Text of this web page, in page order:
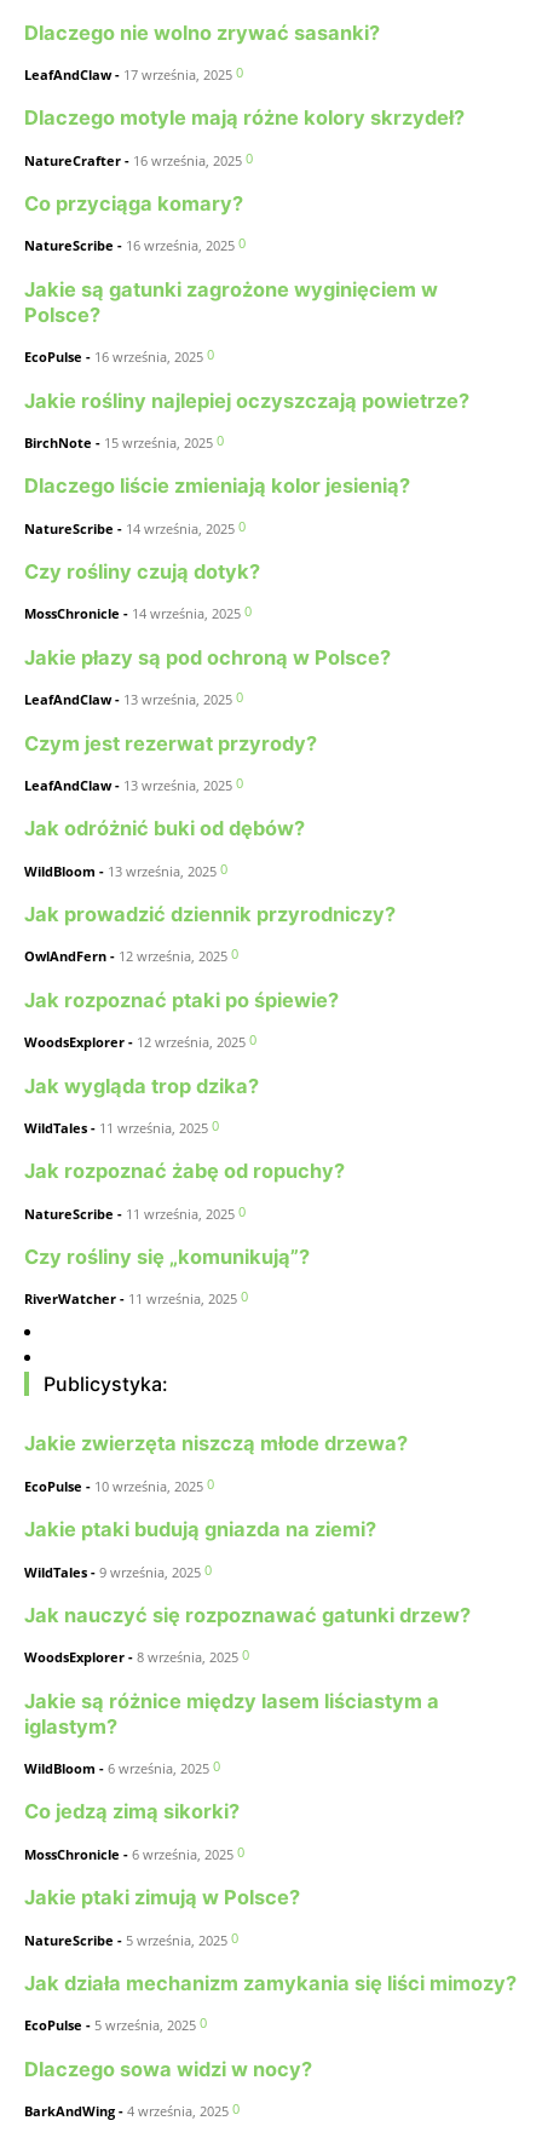
Dlaczego nie wolno zrywać sasanki?
LeafAndClaw - 17 września, 2025 0
Dlaczego motyle mają różne kolory skrzydeł?
NatureCrafter - 16 września, 2025 0
Co przyciąga komary?
NatureScribe - 16 września, 2025 0
Jakie są gatunki zagrożone wyginięciem w
Polsce?
EcoPulse - 16 września, 2025 0
Jakie rośliny najlepiej oczyszczają powietrze?
BirchNote - 15 września, 2025 0
Dlaczego liście zmieniają kolor jesienią?
NatureScribe - 14 września, 2025 0
Czy rośliny czują dotyk?
MossChronicle - 14 września, 2025 0
Jakie płazy są pod ochroną w Polsce?
LeafAndClaw - 13 września, 2025 0
Czym jest rezerwat przyrody?
LeafAndClaw - 13 września, 2025 0
Jak odróżnić buki od dębów?
WildBloom - 13 września, 2025 0
Jak prowadzić dziennik przyrodniczy?
OwlAndFern - 12 września, 2025 0
Jak rozpoznać ptaki po śpiewie?
WoodsExplorer - 12 września, 2025 0
Jak wygląda trop dzika?
WildTales - 11 września, 2025 0
Jak rozpoznać żabę od ropuchy?
NatureScribe - 11 września, 2025 0
Czy rośliny się „komunikują”?
RiverWatcher - 11 września, 2025 0
Publicystyka:
Jakie zwierzęta niszczą młode drzewa?
EcoPulse - 10 września, 2025 0
Jakie ptaki budują gniazda na ziemi?
WildTales - 9 września, 2025 0
Jak nauczyć się rozpoznawać gatunki drzew?
WoodsExplorer - 8 września, 2025 0
Jakie są różnice między lasem liściastym a
iglastym?
WildBloom - 6 września, 2025 0
Co jedzą zimą sikorki?
MossChronicle - 6 września, 2025 0
Jakie ptaki zimują w Polsce?
NatureScribe - 5 września, 2025 0
Jak działa mechanizm zamykania się liści mimozy?
EcoPulse - 5 września, 2025 0
Dlaczego sowa widzi w nocy?
BarkAndWing - 4 września, 2025 0